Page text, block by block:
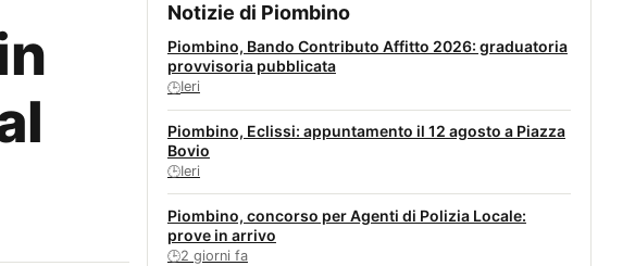
Notizie di Piombino
Piombino, Bando Contributo Affitto 2026: graduatoria
provvisoria pubblicata
🕒Ieri
Piombino, Eclissi: appuntamento il 12 agosto a Piazza
Bovio
🕒Ieri
Piombino, concorso per Agenti di Polizia Locale:
prove in arrivo
🕒2 giorni fa